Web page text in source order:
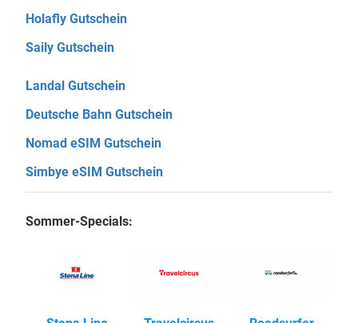
Holafly Gutschein
Saily Gutschein
Landal Gutschein
Deutsche Bahn Gutschein
Nomad eSIM Gutschein
Simbye eSIM Gutschein
Sommer-Specials: